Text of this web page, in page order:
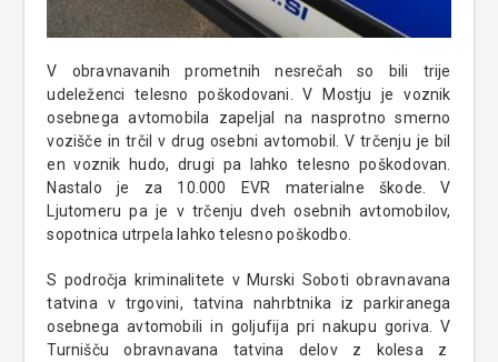
V obravnavanih prometnih nesrečah so bili trije
udeleženci telesno poškodovani. V Mostju je voznik
osebnega avtomobila zapeljal na nasprotno smerno
vozišče in trčil v drug osebni avtomobil. V trčenju je bil
en voznik hudo, drugi pa lahko telesno poškodovan.
Nastalo je za 10.000 EVR materialne škode. V
Ljutomeru pa je v trčenju dveh osebnih avtomobilov,
sopotnica utrpela lahko telesno poškodbo.
S področja kriminalitete v Murski Soboti obravnavana
tatvina v trgovini, tatvina nahrbtnika iz parkiranega
osebnega avtomobili in goljufija pri nakupu goriva. V
Turnišču obravnavana tatvina delov z kolesa z